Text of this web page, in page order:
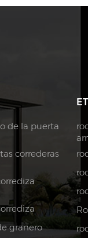
de la puerta
correderas
granero